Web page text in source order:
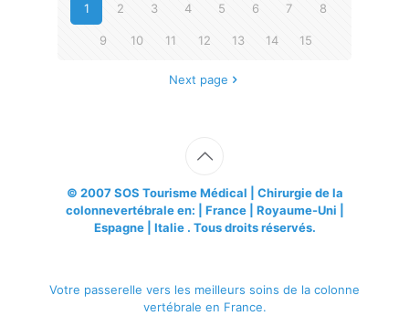
1 2 3 4 5 6 7 8
9 10 11 12 13 14 15
Next page
© 2007 SOS Tourisme Médical | Chirurgie de la
colonnevertébrale en: | France | Royaume-Uni |
Espagne | Italie . Tous droits réservés.
Votre passerelle vers les meilleurs soins de la colonne
vertébrale en France.